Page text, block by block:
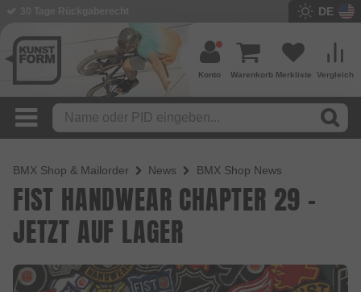
DE
Vergleich
Merkliste
Warenkorb
Konto
BMX Shop & Mailorder News BMX Shop News
FIST HANDWEAR CHAPTER 29 -
JETZT AUF LAGER